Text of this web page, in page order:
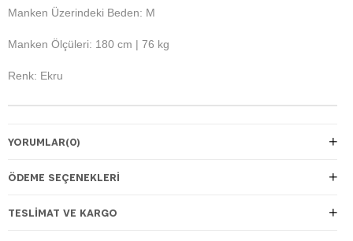
Manken Üzerindeki Beden: M
Manken Ölçüleri: 180 cm | 76 kg
Renk: Ekru
YORUMLAR(0)
ÖDEME SEÇENEKLERI
TESLIMAT VE KARGO